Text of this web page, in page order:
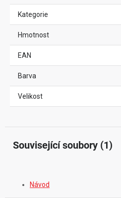
Kategorie
Hmotnost
EAN
Barva
Velikost
Související soubory (1)
Návod